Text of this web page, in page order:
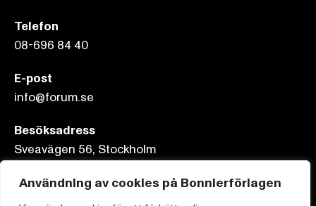
Användning av cookies på Bonnierförlagen
Telefon
08-696 84 40
E-post
info@forum.se
Besöksadress
Sveavägen 56, Stockholm
Postadress
Box 3159, 103 63 Stockholm